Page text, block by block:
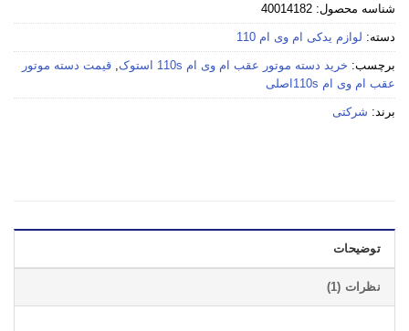
شناسه محصول: 40014182
دسته: لوازم یدکی ام وی ام 110
برچسب: خرید دسته موتور عقب ام وی ام 110s استوک
قیمت دسته موتور
عقب ام وی ام 110sاصلی
برند: شرکتی
توضیحات
نظرات (1)